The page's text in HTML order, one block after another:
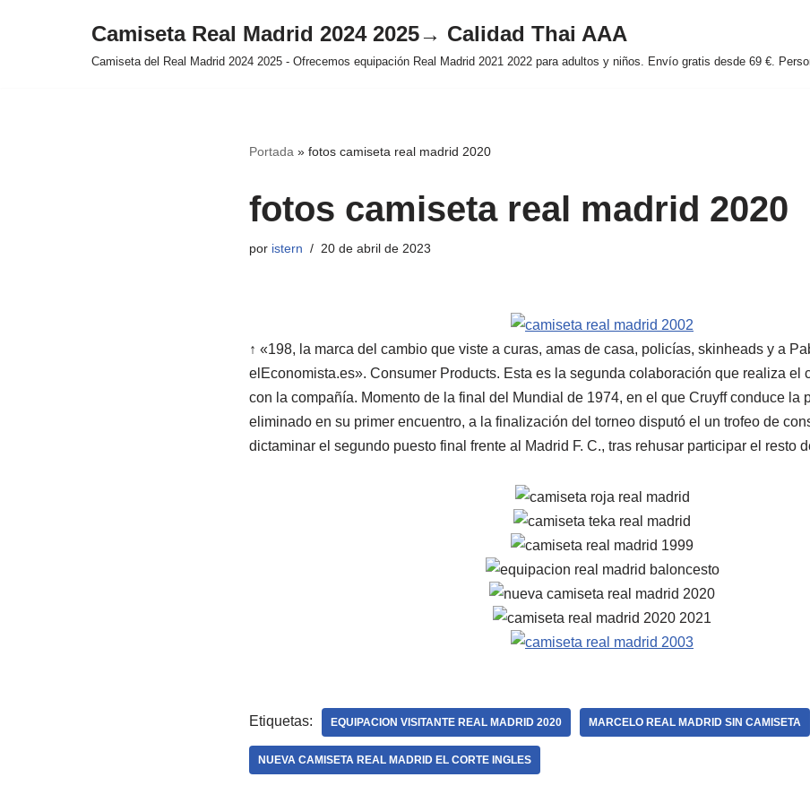
Camiseta Real Madrid 2024 2025→ Calidad Thai AAA
Camiseta del Real Madrid 2024 2025 - Ofrecemos equipación Real Madrid 2021 2022 para adultos y niños. Envío gratis desde 69 €.
Portada » fotos camiseta real madrid 2020
fotos camiseta real madrid 2020
por istern 20 de abril de 2023
↑ «198, la marca del cambio que viste a curas, amas de casa, policías, skinheads y a
elEconomista.es». Consumer Products. Esta es la segunda colaboración que realiza el
con la compañía. Momento de la final del Mundial de 1974, en el que Cruyff conduce la
eliminado en su primer encuentro, a la finalización del torneo disputó el un trofeo de
dictaminar el segundo puesto final frente al Madrid F. C., tras rehusar participar el resto
Etiquetas: EQUIPACION VISITANTE REAL MADRID 2020 MARCELO REAL MADRID SIN CAMISETA
NUEVA CAMISETA REAL MADRID EL CORTE INGLES